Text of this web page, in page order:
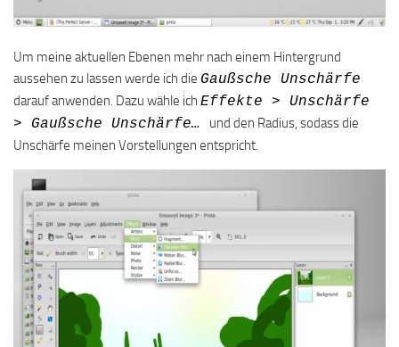
Um meine aktuellen Ebenen mehr nach einem Hintergrund
aussehen zu lassen werde ich die Gaußsche Unschärfe
darauf anwenden. Dazu wähle ich Effekte > Unschärfe
> Gaußsche Unschärfe… und den Radius, sodass die
Unschärfe meinen Vorstellungen entspricht.